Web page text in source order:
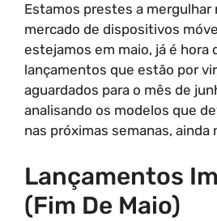
Estamos prestes a mergulhar
mercado de dispositivos
estejamos em maio, já é hora
lançamentos que estão por
aguardados para o mês de
analisando os modelos que
nas próximas semanas, ainda
Lançamentos
(Fim De Maio)